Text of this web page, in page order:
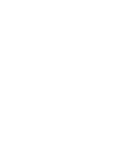
eines